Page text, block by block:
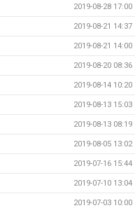
2019-08-28 17:00
2019-08-21 14:37
2019-08-21 14:00
2019-08-20 08:36
2019-08-14 10:20
2019-08-13 15:03
2019-08-13 08:19
2019-08-05 13:02
2019-07-16 15:44
2019-07-10 13:04
2019-07-03 10:00